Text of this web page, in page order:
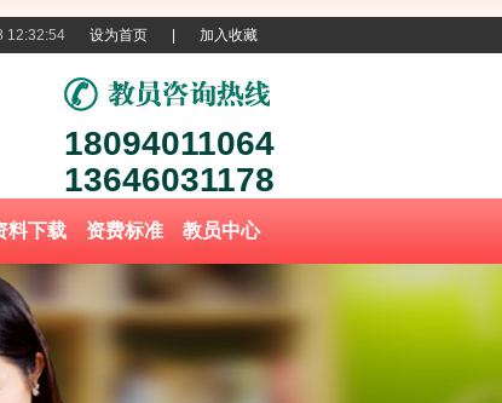
加入收藏
设为首页
12:32:54
18094011064
13646031178
料下载 资费标准 教员中心